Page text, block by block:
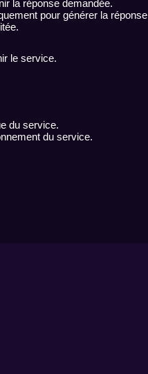
la réponse demandée.
pour générer la
le service.
du service.
du service.